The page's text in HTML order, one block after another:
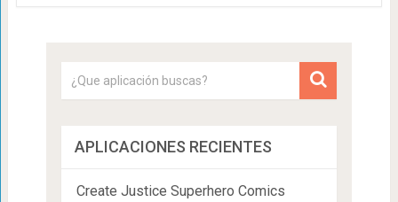
APLICACIONES RECIENTES
Create Justice Superhero Comics